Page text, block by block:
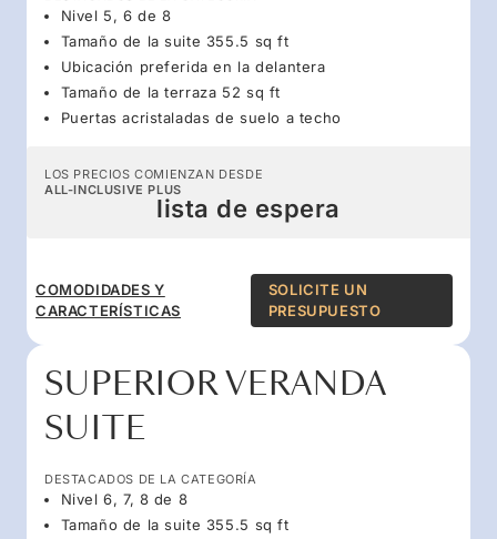
Nivel 5, 6 de 8
Tamaño de la suite 355.5 sq ft
Ubicación preferida en la delantera
Tamaño de la terraza 52 sq ft
Puertas acristaladas de suelo a techo
LOS PRECIOS COMIENZAN DESDE
ALL-INCLUSIVE PLUS
lista de espera
COMODIDADES Y
CARACTERÍSTICAS
SOLICITE UN
PRESUPUESTO
SUPERIOR VERANDA
SUITE
DESTACADOS DE LA CATEGORÍA
Nivel 6, 7, 8 de 8
Tamaño de la suite 355.5 sq ft